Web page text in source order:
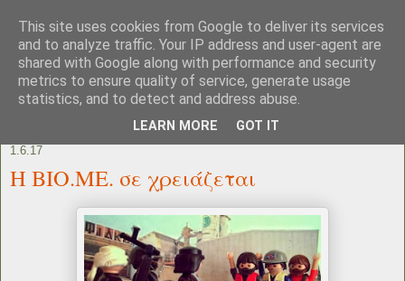
1.6.17
Η ΒΙΟ.ΜΕ. σε χρειάζεται
This site uses cookies from Google to deliver its services
and to analyze traffic. Your IP address and user-agent are
shared with Google along with performance and security
metrics to ensure quality of service, generate usage
statistics, and to detect and address abuse.
LEARN MORE GOT IT